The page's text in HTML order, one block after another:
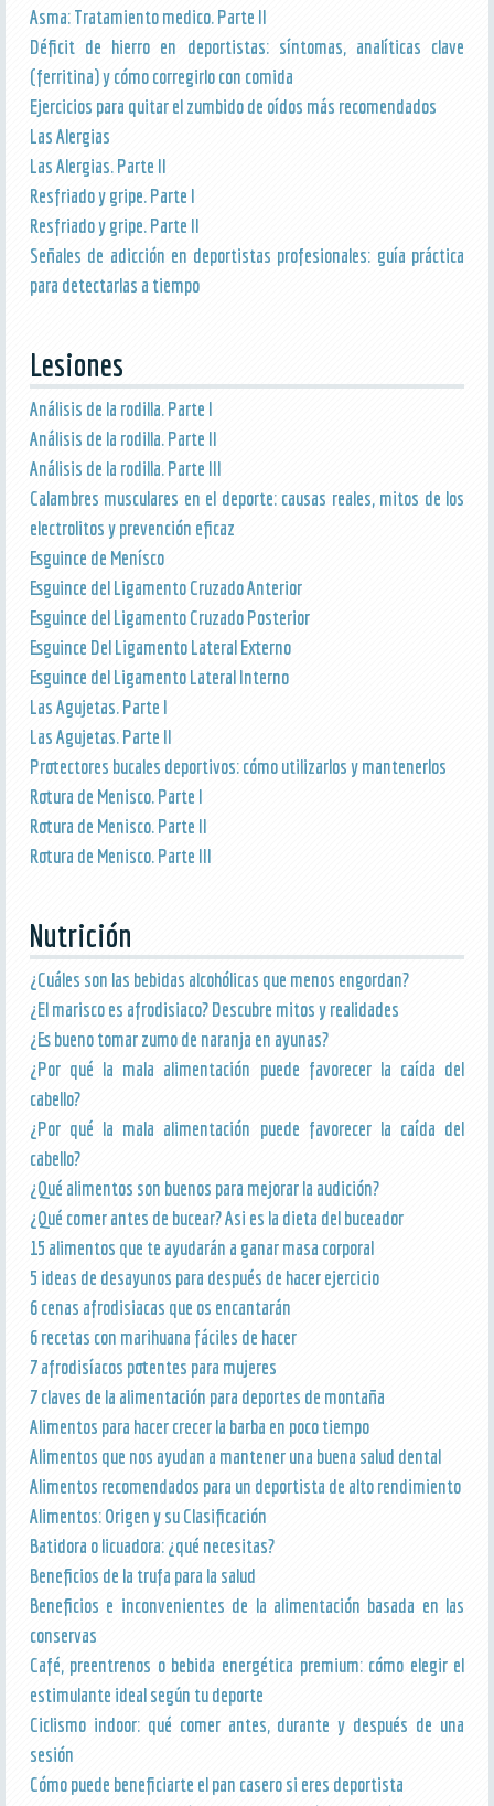
Asma: Tratamiento medico. Parte II
Déficit de hierro en deportistas: síntomas, analíticas clave
(ferritina) y cómo corregirlo con comida
Ejercicios para quitar el zumbido de oídos más recomendados
Las Alergias
Las Alergias. Parte II
Resfriado y gripe. Parte I
Resfriado y gripe. Parte II
Señales de adicción en deportistas profesionales: guía práctica
para detectarlas a tiempo
Lesiones
Análisis de la rodilla. Parte I
Análisis de la rodilla. Parte II
Análisis de la rodilla. Parte III
Calambres musculares en el deporte: causas reales, mitos de los
electrolitos y prevención eficaz
Esguince de Menísco
Esguince del Ligamento Cruzado Anterior
Esguince del Ligamento Cruzado Posterior
Esguince Del Ligamento Lateral Externo
Esguince del Ligamento Lateral Interno
Las Agujetas. Parte I
Las Agujetas. Parte II
Protectores bucales deportivos: cómo utilizarlos y mantenerlos
Rotura de Menisco. Parte I
Rotura de Menisco. Parte II
Rotura de Menisco. Parte III
Nutrición
¿Cuáles son las bebidas alcohólicas que menos engordan?
¿El marisco es afrodisiaco? Descubre mitos y realidades
¿Es bueno tomar zumo de naranja en ayunas?
¿Por qué la mala alimentación puede favorecer la caída del
cabello?
¿Por qué la mala alimentación puede favorecer la caída del
cabello?
¿Qué alimentos son buenos para mejorar la audición?
¿Qué comer antes de bucear? Asi es la dieta del buceador
15 alimentos que te ayudarán a ganar masa corporal
5 ideas de desayunos para después de hacer ejercicio
6 cenas afrodisiacas que os encantarán
6 recetas con marihuana fáciles de hacer
7 afrodisíacos potentes para mujeres
7 claves de la alimentación para deportes de montaña
Alimentos para hacer crecer la barba en poco tiempo
Alimentos que nos ayudan a mantener una buena salud dental
Alimentos recomendados para un deportista de alto rendimiento
Alimentos: Origen y su Clasificación
Batidora o licuadora: ¿qué necesitas?
Beneficios de la trufa para la salud
Beneficios e inconvenientes de la alimentación basada en las
conservas
Café, preentrenos o bebida energética premium: cómo elegir el
estimulante ideal según tu deporte
Ciclismo indoor: qué comer antes, durante y después de una
sesión
Cómo puede beneficiarte el pan casero si eres deportista